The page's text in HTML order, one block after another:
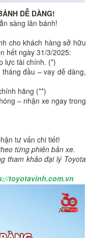
DỄ DÀNG!
sàng lăn bánh!
cho khách hàng sở hữu
hết ngày 31/3/2025:
lực tài chính. (*)
đầu – vay dễ dàng,
hãng (**)
– nhận xe ngay trong
tư vấn chi tiết!
từng phiên bản xe.
tham khảo đại lý Toyota
toyotavinh.com.vn